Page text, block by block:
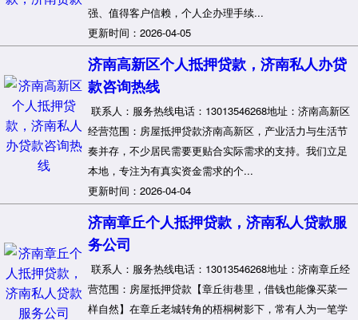
强、值得客户信赖，个人企办理手续...
更新时间：2026-04-05
济南高新区个人抵押贷款，济南私人办贷
款咨询热线
联系人：服务热线电话：13013546268地址：济南高新区
经营范围：房屋抵押贷款济南高新区，产业活力与生活节
奏并存，不少居民需要更贴合实际需求的支持。我们立足
本地，专注为有真实资金需求的个...
更新时间：2026-04-04
济南章丘个人抵押贷款，济南私人贷款服
务公司
联系人：服务热线电话：13013546268地址：济南章丘经
营范围：房屋抵押贷款【章丘街巷里，借钱也能像买菜一
样自然】在章丘老城转角的梧桐树影下，常有人为一笔学